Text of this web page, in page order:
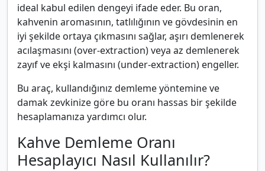
ideal kabul edilen dengeyi ifade eder. Bu oran,
kahvenin aromasının, tatlılığının ve gövdesinin en
iyi şekilde ortaya çıkmasını sağlar, aşırı demlenerek
acılaşmasını (over-extraction) veya az demlenerek
zayıf ve ekşi kalmasını (under-extraction) engeller.
Bu araç, kullandığınız demleme yöntemine ve
damak zevkinize göre bu oranı hassas bir şekilde
hesaplamanıza yardımcı olur.
Kahve Demleme Oranı
Hesaplayıcı Nasıl Kullanılır?